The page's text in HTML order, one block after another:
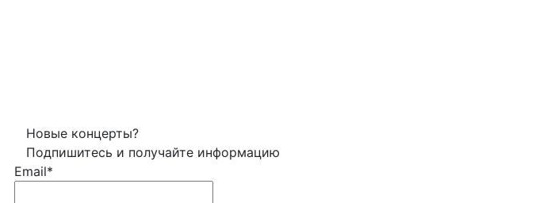
Новые концерты?
Подпишитесь и получайте информацию
Email*